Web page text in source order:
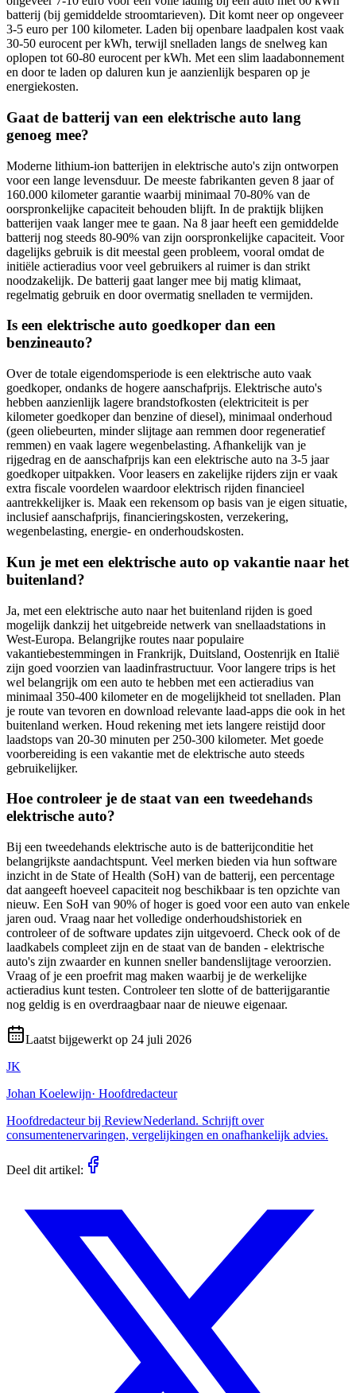
batterij (bij gemiddelde stroomtarieven). Dit komt neer op ongeveer
3-5 euro per 100 kilometer. Laden bij openbare laadpalen kost vaak
30-50 eurocent per kWh, terwijl snelladen langs de snelweg kan
oplopen tot 60-80 eurocent per kWh. Met een slim laadabonnement
en door te laden op daluren kun je aanzienlijk besparen op je
energiekosten.
Gaat de batterij van een elektrische auto lang
genoeg mee?
Moderne lithium-ion batterijen in elektrische auto's zijn ontworpen
voor een lange levensduur. De meeste fabrikanten geven 8 jaar of
160.000 kilometer garantie waarbij minimaal 70-80% van de
oorspronkelijke capaciteit behouden blijft. In de praktijk blijken
batterijen vaak langer mee te gaan. Na 8 jaar heeft een gemiddelde
batterij nog steeds 80-90% van zijn oorspronkelijke capaciteit. Voor
dagelijks gebruik is dit meestal geen probleem, vooral omdat de
initiële actieradius voor veel gebruikers al ruimer is dan strikt
noodzakelijk. De batterij gaat langer mee bij matig klimaat,
regelmatig gebruik en door overmatig snelladen te vermijden.
Is een elektrische auto goedkoper dan een
benzineauto?
Over de totale eigendomsperiode is een elektrische auto vaak
goedkoper, ondanks de hogere aanschafprijs. Elektrische auto's
hebben aanzienlijk lagere brandstofkosten (elektriciteit is per
kilometer goedkoper dan benzine of diesel), minimaal onderhoud
(geen oliebeurten, minder slijtage aan remmen door regeneratief
remmen) en vaak lagere wegenbelasting. Afhankelijk van je
rijgedrag en de aanschafprijs kan een elektrische auto na 3-5 jaar
goedkoper uitpakken. Voor leasers en zakelijke rijders zijn er vaak
extra fiscale voordelen waardoor elektrisch rijden financieel
aantrekkelijker is. Maak een rekensom op basis van je eigen situatie,
inclusief aanschafprijs, financieringskosten, verzekering,
wegenbelasting, energie- en onderhoudskosten.
Kun je met een elektrische auto op vakantie naar het
buitenland?
Ja, met een elektrische auto naar het buitenland rijden is goed
mogelijk dankzij het uitgebreide netwerk van snellaadstations in
West-Europa. Belangrijke routes naar populaire
vakantiebestemmingen in Frankrijk, Duitsland, Oostenrijk en Italië
zijn goed voorzien van laadinfrastructuur. Voor langere trips is het
wel belangrijk om een auto te hebben met een actieradius van
minimaal 350-400 kilometer en de mogelijkheid tot snelladen. Plan
je route van tevoren en download relevante laad-apps die ook in het
buitenland werken. Houd rekening met iets langere reistijd door
laadstops van 20-30 minuten per 250-300 kilometer. Met goede
voorbereiding is een vakantie met de elektrische auto steeds
gebruikelijker.
Hoe controleer je de staat van een tweedehands
elektrische auto?
Bij een tweedehands elektrische auto is de batterijconditie het
belangrijkste aandachtspunt. Veel merken bieden via hun software
inzicht in de State of Health (SoH) van de batterij, een percentage
dat aangeeft hoeveel capaciteit nog beschikbaar is ten opzichte van
nieuw. Een SoH van 90% of hoger is goed voor een auto van enkele
jaren oud. Vraag naar het volledige onderhoudshistoriek en
controleer of de software updates zijn uitgevoerd. Check ook of de
laadkabels compleet zijn en de staat van de banden - elektrische
auto's zijn zwaarder en kunnen sneller bandenslijtage veroorzien.
Vraag of je een proefrit mag maken waarbij je de werkelijke
actieradius kunt testen. Controleer ten slotte of de batterijgarantie
nog geldig is en overdraagbaar naar de nieuwe eigenaar.
Laatst bijgewerkt op 24 juli 2026
JK
Johan Koelewijn· Hoofdredacteur
Hoofdredacteur bij ReviewNederland. Schrijft over
consumentenervaringen, vergelijkingen en onafhankelijk advies.
Deel dit artikel: